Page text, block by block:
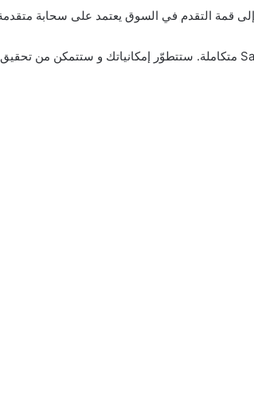
هذا المقال يسعدك بتقديم طريقة فعالة لتكوين استراتيجية SaaS متكاملة. ستتطوّر إمكانياتك و ستتمكن من تحقيق